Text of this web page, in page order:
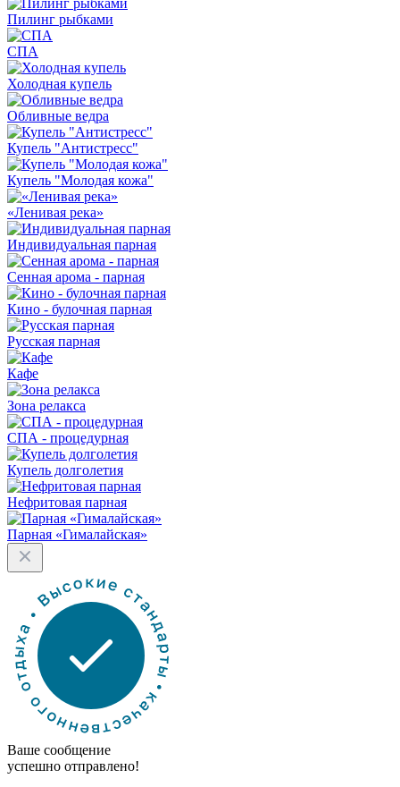
Пилинг рыбками
СПА
Холодная купель
Обливные ведра
Купель "Антистресс"
Купель "Молодая кожа"
«Ленивая река»
Индивидуальная парная
Сенная арома - парная
Кино - булочная парная
Русская парная
Кафе
Зона релакса
СПА - процедурная
Купель долголетия
Нефритовая парная
Парная «Гималайская»
Ваше сообщение
успешно отправлено!